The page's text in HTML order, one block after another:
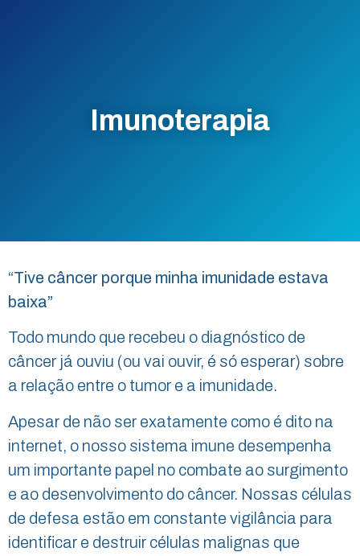
Imunoterapia
“Tive câncer porque minha imunidade estava
baixa”
Todo mundo que recebeu o diagnóstico de
câncer já ouviu (ou vai ouvir, é só esperar) sobre
a relação entre o tumor e a imunidade.
Apesar de não ser exatamente como é dito na
internet, o nosso sistema imune desempenha
um importante papel no combate ao surgimento
e ao desenvolvimento do câncer. Nossas células
de defesa estão em constante vigilância para
identificar e destruir células malignas que